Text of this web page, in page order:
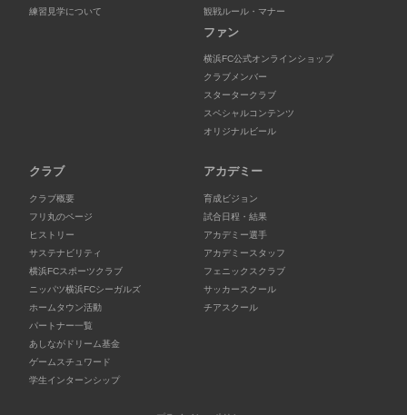
練習見学について
観戦ルール・マナー
ファン
横浜FC公式オンラインショップ
クラブメンバー
スタータークラブ
スペシャルコンテンツ
オリジナルビール
クラブ
クラブ概要
フリ丸のページ
ヒストリー
サステナビリティ
横浜FCスポーツクラブ
ニッパツ横浜FCシーガルズ
ホームタウン活動
パートナー一覧
あしながドリーム基金
ゲームスチュワード
学生インターンシップ
アカデミー
育成ビジョン
試合日程・結果
アカデミー選手
アカデミースタッフ
フェニックスクラブ
サッカースクール
チアスクール